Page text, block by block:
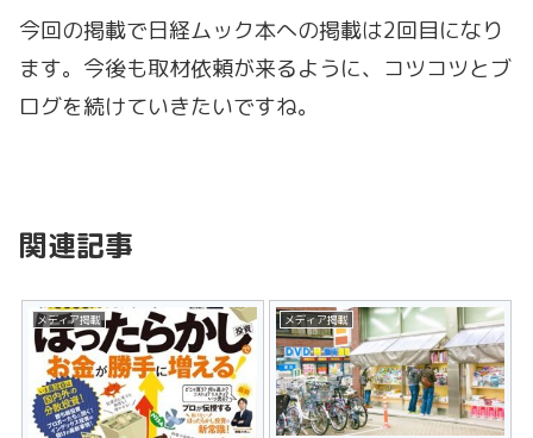
今回の掲載で日経ムック本への掲載は2回目になり
ます。今後も取材依頼が来るように、コツコツとブ
ログを続けていきたいですね。
関連記事
メディア掲載 メディア掲載